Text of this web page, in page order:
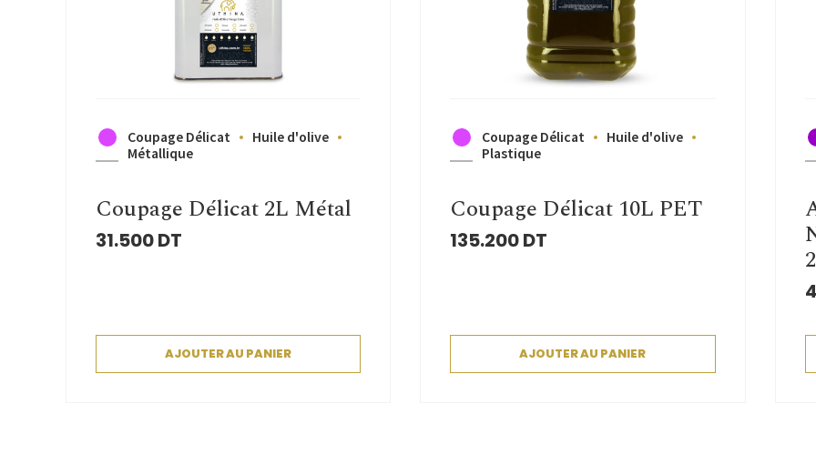
Coupage Délicat
Huile d'olive
Métallique
Coupage Délicat 2L Métal
31.500DT
AJOUTER AU PANIER
Coupage Délicat
Huile d'olive
Plastique
Coupage Délicat 10L PET
135.200DT
AJOUTER AU PANIER